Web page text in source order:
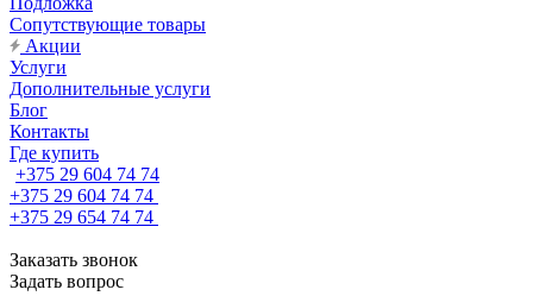
Сопутствующие товары
Акции
Услуги
Дополнительные услуги
Блог
Контакты
Где купить
+375 29 604 74 74
+375 29 604 74 74
+375 29 654 74 74
Заказать звонок
Задать вопрос